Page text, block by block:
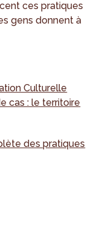
ces pratiques
gens donnent à
Culturelle
cas : le territoire
des pratiques